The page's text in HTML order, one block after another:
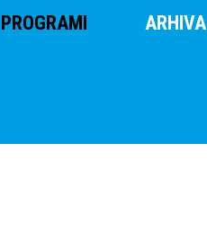
PROGRAMI ARHIVA